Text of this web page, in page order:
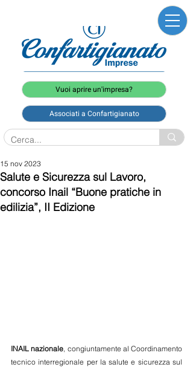
Vuoi aprire un'impresa?
Associati a Confartigianato
Salute e Sicurezza sul Lavoro,
concorso Inail “Buone pratiche in
edilizia”, II Edizione
15 nov 2023
INAIL nazionale, congiuntamente al Coordinamento
tecnico interregionale per la salute e sicurezza sul